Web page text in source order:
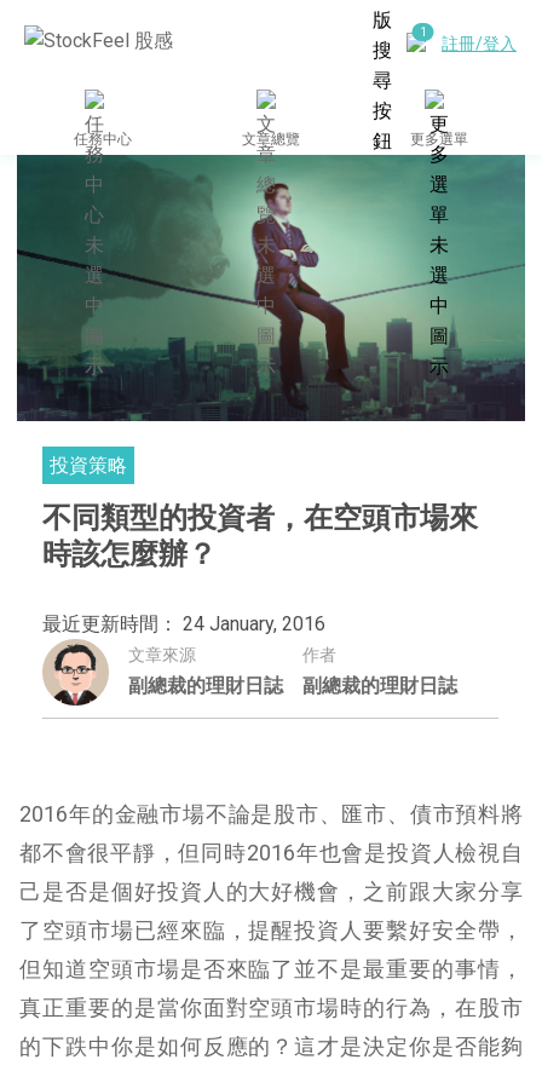
註冊/登入
任務中心 文章總覽 更多選單
投資策略
不同類型的投資者，在空頭市場來
時該怎麼辦？
最近更新時間： 24 January, 2016
文章來源
副總裁的理財日誌
作者
副總裁的理財日誌
2016年的金融市場不論是股市、匯市、債市預料將
都不會很平靜，但同時2016年也會是投資人檢視自
己是否是個好投資人的大好機會，之前跟大家分享
了空頭市場已經來臨，提醒投資人要繫好安全帶，
但知道空頭市場是否來臨了並不是最重要的事情，
真正重要的是當你面對空頭市場時的行為，在股市
的下跌中你是如何反應的？這才是決定你是否能夠